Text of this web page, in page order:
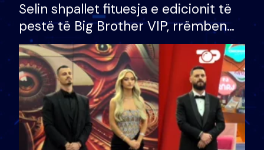
Selin shpallet fituesja e edicionit të
pestë të Big Brother VIP, rrëmben
çmimin e madh prej 100 mijë eurosh